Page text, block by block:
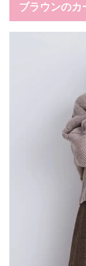
ブラウンのカ